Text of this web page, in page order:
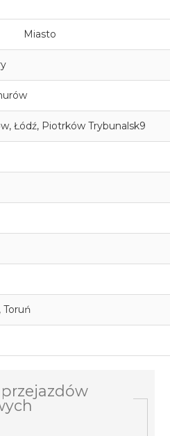
Miasto
Łódź, Piotrków Trybunalsk9
Toruń